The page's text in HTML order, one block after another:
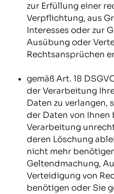
zur Erfüllung einer
Verpflichtung, aus
Interesses oder zur
Ausübung oder
Rechtsansprüchen
gemäß Art. 18
der Verarbeitung
Daten zu verlangen,
der Daten von
Verarbeitung
deren Löschung
nicht mehr
Geltendmachung,
Verteidigung von
benötigen oder Sie